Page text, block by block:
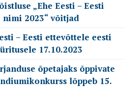
„Ehe Eesti – Eesti
2023“ võitjad
– Eesti ettevõttele eesti
17.10.2023
õpetajaks õppivate
lõppeb 15.